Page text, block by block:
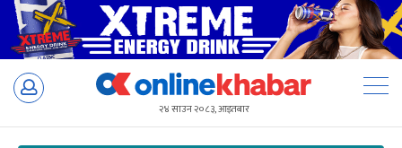
Skip
२४ साउन २०८३, आइतबार